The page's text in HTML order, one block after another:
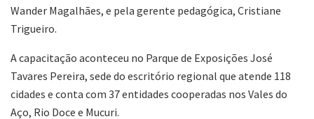
Wander Magalhães, e pela gerente pedagógica, Cristiane
Trigueiro.
A capacitação aconteceu no Parque de Exposições José
Tavares Pereira, sede do escritório regional que atende 118
cidades e conta com 37 entidades cooperadas nos Vales do
Aço, Rio Doce e Mucuri.